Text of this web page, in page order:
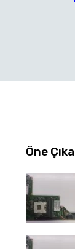
Öne